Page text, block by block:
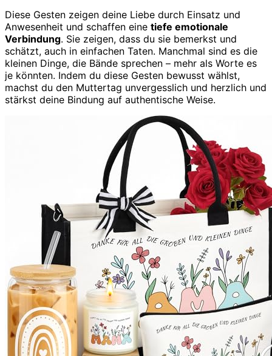
Diese Gesten zeigen deine Liebe durch Einsatz und
Anwesenheit und schaffen eine tiefe emotionale
Verbindung. Sie zeigen, dass du sie bemerkst und
schätzt, auch in einfachen Taten. Manchmal sind es die
kleinen Dinge, die Bände sprechen – mehr als Worte es
je könnten. Indem du diese Gesten bewusst wählst,
machst du den Muttertag unvergesslich und herzlich und
stärkst deine Bindung auf authentische Weise.